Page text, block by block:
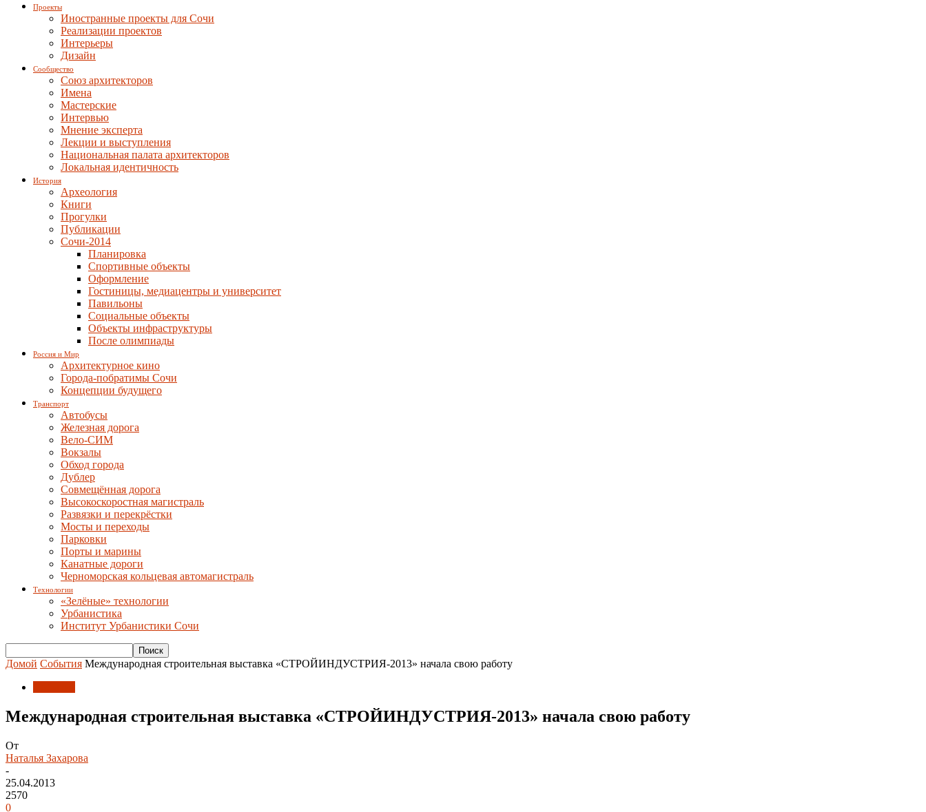
Проекты
Иностранные проекты для Сочи
Реализации проектов
Интерьеры
Дизайн
Сообщество
Союз архитекторов
Имена
Мастерские
Интервью
Мнение эксперта
Лекции и выступления
Национальная палата архитекторов
Локальная идентичность
История
Археология
Книги
Прогулки
Публикации
Сочи-2014
Планировка
Спортивные объекты
Оформление
Гостиницы, медиацентры и университет
Павильоны
Социальные объекты
Объекты инфраструктуры
После олимпиады
Россия и Мир
Архитектурное кино
Города-побратимы Сочи
Концепции будущего
Транспорт
Автобусы
Железная дорога
Вело-СИМ
Вокзалы
Обход города
Дублер
Совмещённая дорога
Высокоскоростная магистраль
Развязки и перекрёстки
Мосты и переходы
Парковки
Порты и марины
Канатные дороги
Черноморская кольцевая автомагистраль
Технологии
«Зелёные» технологии
Урбанистика
Институт Урбанистики Сочи
Домой События Международная строительная выставка «СТРОЙИНДУСТРИЯ-2013» начала свою работу
Международная строительная выставка «СТРОЙИНДУСТРИЯ-2013» начала свою работу
От
Наталья Захарова
-
25.04.2013
2570
0